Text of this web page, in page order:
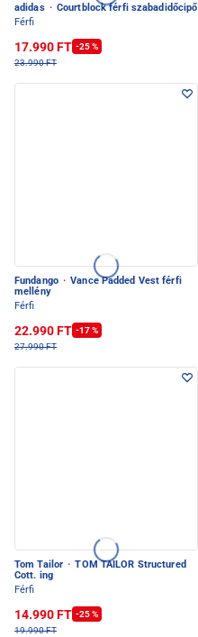
adidas · Courtblock férfi szabadidőcipő
Férfi
17.990 FT -25 %
23.990 FT
Fundango · Vance Padded Vest férfi
mellény
Férfi
22.990 FT -17 %
27.990 FT
Tom Tailor · TOM TAILOR Structured
Cott. ing
Férfi
14.990 FT -25 %
19.990 FT